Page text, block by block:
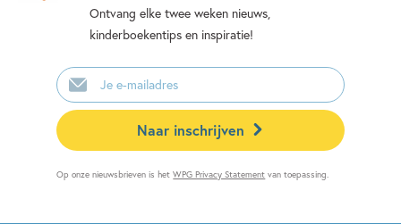
Ontvang elke twee weken nieuws,
kinderboekentips en inspiratie!
E-
mailadres
Naar inschrijven
Op onze nieuwsbrieven is hetWPG Privacy Statement van toepassing.